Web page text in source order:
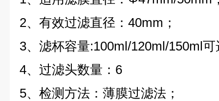
2、有效过滤直径：40mm；
3、滤杯容量:100ml/120ml/150ml可
4、过滤头数量：6
5、检测方法：薄膜过滤法；